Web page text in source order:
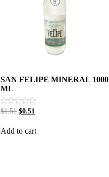
SAN FELIPE MINERAL 1000
ML
Rated
of
$1.51 $0.51
Add to cart